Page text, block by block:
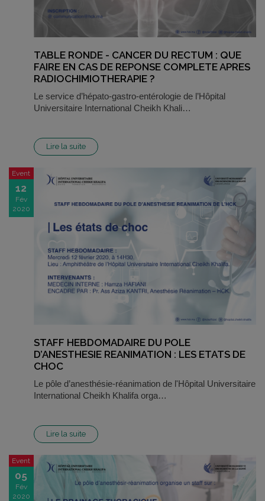
TABLE RONDE - CANCER DU RECTUM : QUE
FAIRE EN CAS DE REPONSE COMPLETE APRES
RADIOCHIMIOTHERAPIE ?
Le service d’hépato-gastro-entérologie de l’Hôpital
Universitaire International Cheikh Khali…
Lire la suite
Event
12
Fév
2020
STAFF HEBDOMADAIRE DU POLE
D’ANESTHESIE REANIMATION : LES ETATS DE
CHOC
Le pôle d’anesthésie-réanimation de l'Hôpital Universitaire
International Cheikh Khalifa orga…
Lire la suite
Event
05
Fév
2020